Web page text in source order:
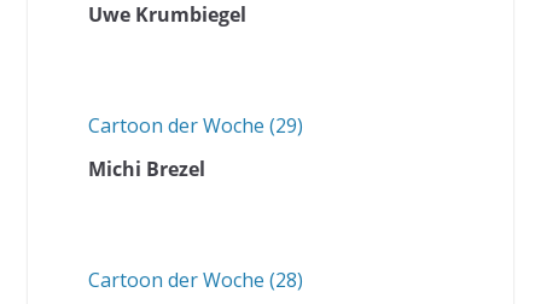
Uwe Krumbiegel
Cartoon der Woche (29)
Michi Brezel
Cartoon der Woche (28)